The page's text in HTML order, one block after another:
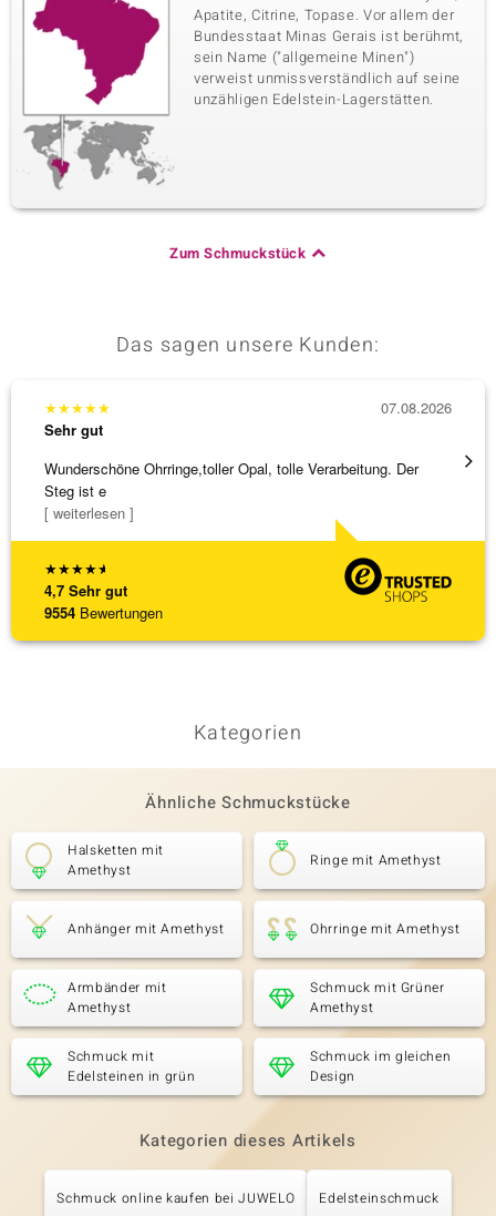
Apatite, Citrine, Topase. Vor allem der
Bundesstaat Minas Gerais ist berühmt,
sein Name ("allgemeine Minen")
verweist unmissverständlich auf seine
unzähligen Edelstein-Lagerstätten.
Zum Schmuckstück
Das sagen unsere Kunden:
★★★★★
4,7 Sehr gut
9554 Bewertungen
★★★★★
Sehr gut
Wunderschöne Ohrringe,toller Opal, tolle Verarbeitung. Der
Steg ist e
[ weiterlesen ]
07.08.2026
Die
Kategorien
Ähnliche Schmuckstücke
Halsketten mit
Amethyst
Ringe mit Amethyst
Anhänger mit Amethyst Ohrringe mit Amethyst
Armbänder mit
Amethyst
Schmuck mit Grüner
Amethyst
Schmuck mit
Edelsteinen in grün
Schmuck im gleichen
Design
Kategorien dieses Artikels
Schmuck online kaufen bei JUWELO Edelsteinschmuck